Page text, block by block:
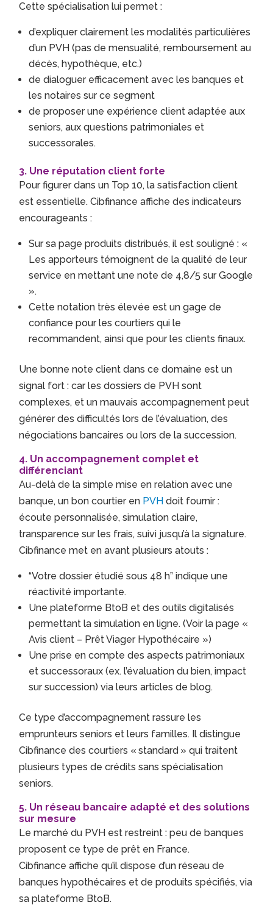
Cette spécialisation lui permet :
d’expliquer clairement les modalités particulières
d’un PVH (pas de mensualité, remboursement au
décès, hypothèque, etc.)
de dialoguer efficacement avec les banques et
les notaires sur ce segment
de proposer une expérience client adaptée aux
seniors, aux questions patrimoniales et
successorales.
3. Une réputation client forte
Pour figurer dans un Top 10, la satisfaction client
est essentielle. Cibfinance affiche des indicateurs
encourageants :
Sur sa page produits distribués, il est souligné : «
Les apporteurs témoignent de la qualité de leur
service en mettant une note de 4,8/5 sur Google
».
Cette notation très élevée est un gage de
confiance pour les courtiers qui le
recommandent, ainsi que pour les clients finaux.
Une bonne note client dans ce domaine est un
signal fort : car les dossiers de PVH sont
complexes, et un mauvais accompagnement peut
générer des difficultés lors de l’évaluation, des
négociations bancaires ou lors de la succession.
4. Un accompagnement complet et
différenciant
Au-delà de la simple mise en relation avec une
banque, un bon courtier en PVH doit fournir :
écoute personnalisée, simulation claire,
transparence sur les frais, suivi jusqu’à la signature.
Cibfinance met en avant plusieurs atouts :
“Votre dossier étudié sous 48 h” indique une
réactivité importante.
Une plateforme BtoB et des outils digitalisés
permettant la simulation en ligne. (Voir la page «
Avis client – Prêt Viager Hypothécaire »)
Une prise en compte des aspects patrimoniaux
et successoraux (ex. l’évaluation du bien, impact
sur succession) via leurs articles de blog.
Ce type d’accompagnement rassure les
emprunteurs seniors et leurs familles. Il distingue
Cibfinance des courtiers « standard » qui traitent
plusieurs types de crédits sans spécialisation
seniors.
5. Un réseau bancaire adapté et des solutions
sur mesure
Le marché du PVH est restreint : peu de banques
proposent ce type de prêt en France.
Cibfinance affiche qu’il dispose d’un réseau de
banques hypothécaires et de produits spécifiés, via
sa plateforme BtoB.